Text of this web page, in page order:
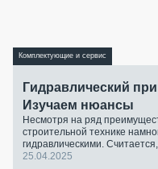
Комплектующие и сервис
Гидравлический
Изучаем нюансы
Несмотря на ряд
строительной технике
гидравлическими.
25.04.2025